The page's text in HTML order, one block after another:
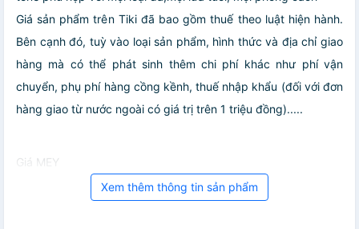
Giá sản phẩm trên Tiki đã bao gồm thuế theo luật hiện hành.
Bên cạnh đó, tuỳ vào loại sản phẩm, hình thức và địa chỉ giao
hàng mà có thể phát sinh thêm chi phí khác như phí vận
chuyển, phụ phí hàng cồng kềnh, thuế nhập khẩu (đối với đơn
hàng giao từ nước ngoài có giá trị trên 1 triệu đồng).....
Giá MEY
Xem thêm thông tin sản phẩm